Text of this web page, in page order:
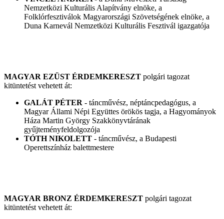
Nemzetközi Kulturális Alapítvány elnöke, a
Folklórfesztiválok Magyarországi Szövetségének elnöke, a
Duna Karnevál Nemzetközi Kulturális Fesztivál igazgatója
MAGYAR EZÜST ÉRDEMKERESZT polgári tagozat
kitüntetést vehetett át:
GALÁT PÉTER - táncművész, néptáncpedagógus, a
Magyar Állami Népi Együttes örökös tagja, a Hagyományok
Háza Martin György Szakkönyvtárának
gyűjteményfeldolgozója
TÓTH NIKOLETT - táncművész, a Budapesti
Operettszínház balettmestere
MAGYAR BRONZ ÉRDEMKERESZT polgári tagozat
kitüntetést vehetett át: